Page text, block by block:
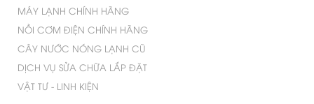
MÁY LẠNH CHÍNH HÃNG
NỒI CƠM ĐIỆN CHÍNH HÃNG
CÂY NƯỚC NÓNG LẠNH CŨ
DỊCH VỤ SỬA CHỮA LẮP ĐẶT
VẬT TƯ - LINH KIỆN